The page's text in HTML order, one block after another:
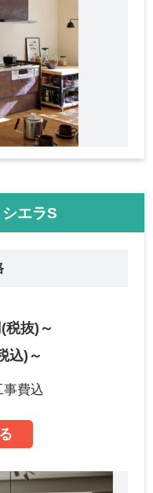
エラS
税抜)～
込)～
事費込